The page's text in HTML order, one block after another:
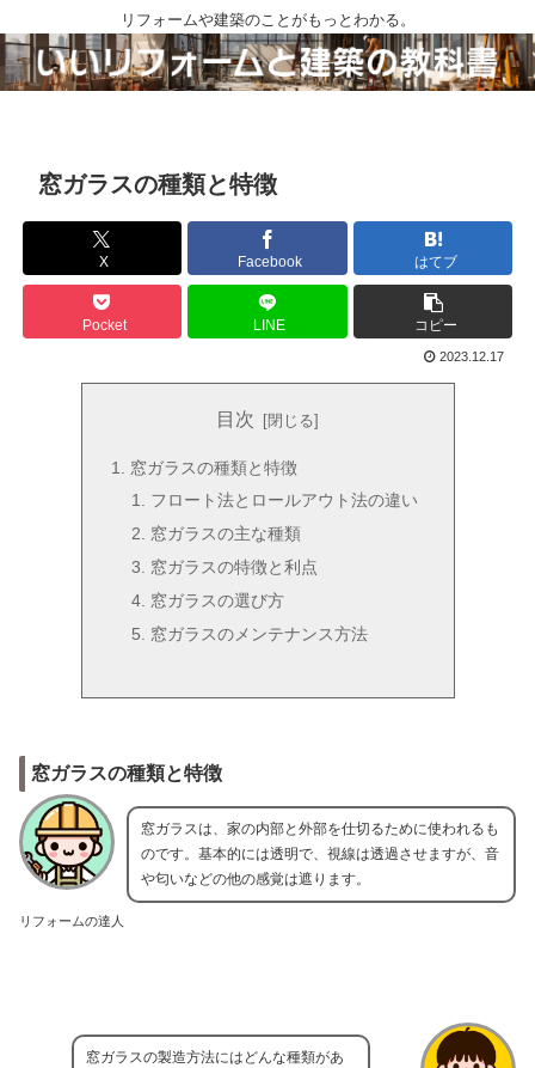
リフォームや建築のことがもっとわかる。
窓ガラスの種類と特徴
X Facebook はてブ
Pocket LINE コピー
2023.12.17
目次
窓ガラスの種類と特徴
フロート法とロールアウト法の違い
窓ガラスの主な種類
窓ガラスの特徴と利点
窓ガラスの選び方
窓ガラスのメンテナンス方法
窓ガラスの種類と特徴
リフォームの達人
窓ガラスは、家の内部と外部を仕切るために使われるも
のです。基本的には透明で、視線は透過させますが、音
や匂いなどの他の感覚は遮ります。
窓ガラスの製造方法にはどんな種類があ